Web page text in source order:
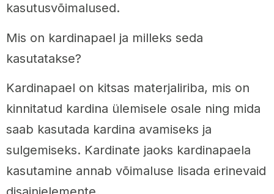
kasutusvõimalused.
Mis on kardinapael ja milleks seda
kasutatakse?
Kardinapael on kitsas materjaliriba, mis on
kinnitatud kardina ülemisele osale ning mida
saab kasutada kardina avamiseks ja
sulgemiseks. Kardinate jaoks kardinapaela
kasutamine annab võimaluse lisada erinevaid